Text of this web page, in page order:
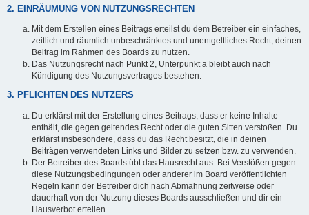
2. EINRÄUMUNG VON NUTZUNGSRECHTEN
Mit dem Erstellen eines Beitrags erteilst du dem Betreiber ein einfaches,
zeitlich und räumlich unbeschränktes und unentgeltliches Recht, deinen
Beitrag im Rahmen des Boards zu nutzen.
Das Nutzungsrecht nach Punkt 2, Unterpunkt a bleibt auch nach
Kündigung des Nutzungsvertrages bestehen.
3. PFLICHTEN DES NUTZERS
Du erklärst mit der Erstellung eines Beitrags, dass er keine Inhalte
enthält, die gegen geltendes Recht oder die guten Sitten verstoßen. Du
erklärst insbesondere, dass du das Recht besitzt, die in deinen
Beiträgen verwendeten Links und Bilder zu setzen bzw. zu verwenden.
Der Betreiber des Boards übt das Hausrecht aus. Bei Verstößen gegen
diese Nutzungsbedingungen oder anderer im Board veröffentlichten
Regeln kann der Betreiber dich nach Abmahnung zeitweise oder
dauerhaft von der Nutzung dieses Boards ausschließen und dir ein
Hausverbot erteilen.